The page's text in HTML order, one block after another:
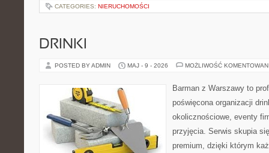
CATEGORIES: NIERUCHOMOŚCI
DRINKI
POSTED BY ADMIN MAJ - 9 - 2026 MOŻLIWOŚĆ
Barman z Warszawy to
poświęcona organizacji
okolicznościowe, eventy
przyjęcia. Serwis skupia
premium, dzięki którym